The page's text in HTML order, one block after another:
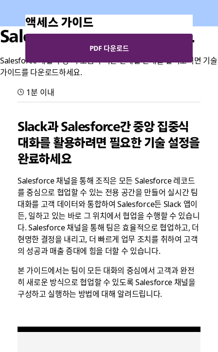
Salesforce 채널: 구현 가이드
Salesforce 채널 구성 시 도움이 되는 단계별 안내를 살펴보려면 기술
가이드를 다운로드하세요.
액세스 가이드
PDF 다운로드
1분 이내
Slack과 Salesforce간 중앙 집중식
대화를 활용하려면 필요한 기술 설정을
완료하세요
Salesforce 채널을 통해 조직은 모든 Salesforce 레코드
를 중심으로 협업할 수 있는 전용 공간을 만들어 실시간 팀
대화를 고객 데이터와 통합하여 Salesforce든 Slack 앱이
든, 일하고 있는 바로 그 위치에서 협업을 수행할 수 있습니
다. Salesforce 채널을 통해 팀은 효율적으로 협업하고, 더
현명한 결정을 내리고, 더 빠르게 업무 조치를 취하여 고객
의 성공과 매출 증대에 힘을 더할 수 있습니다.
본 가이드에서는 팀이 모든 대화의 중심에서 고객과 완전
히 새로운 방식으로 협업할 수 있도록 Salesforce 채널을
구성하고 실행하는 방법에 대해 알려드립니다.